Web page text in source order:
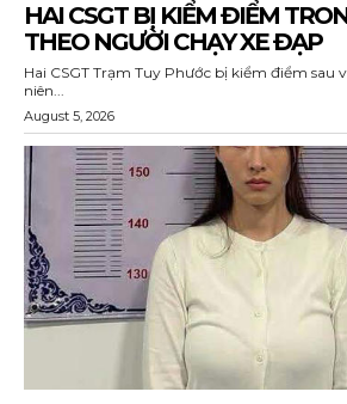
HAI CSGT BỊ KIỂM ĐIỂM
THEO NGƯỜI CHẠY XE ĐẠP
Hai CSGT Trạm Tuy Phước bị kiểm điểm sau
niên...
August 5, 2026